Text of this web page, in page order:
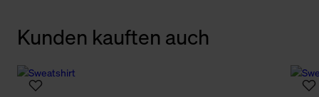
Kunden kauften auch